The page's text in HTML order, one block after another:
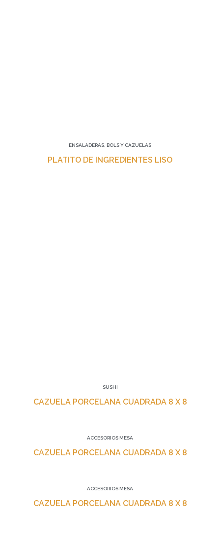
ENSALADERAS, BOLS Y CAZUELAS
PLATITO DE INGREDIENTES LISO
SUSHI
CAZUELA PORCELANA CUADRADA 8 X 8
ACCESORIOS MESA
CAZUELA PORCELANA CUADRADA 8 X 8
ACCESORIOS MESA
CAZUELA PORCELANA CUADRADA 8 X 8